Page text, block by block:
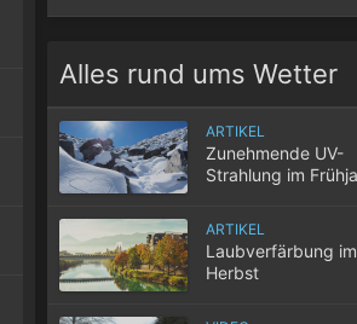
Alles rund ums Wetter
ARTIKEL
Zunehmende UV-
Strahlung im
ARTIKEL
Laubverfärbung im
Herbst